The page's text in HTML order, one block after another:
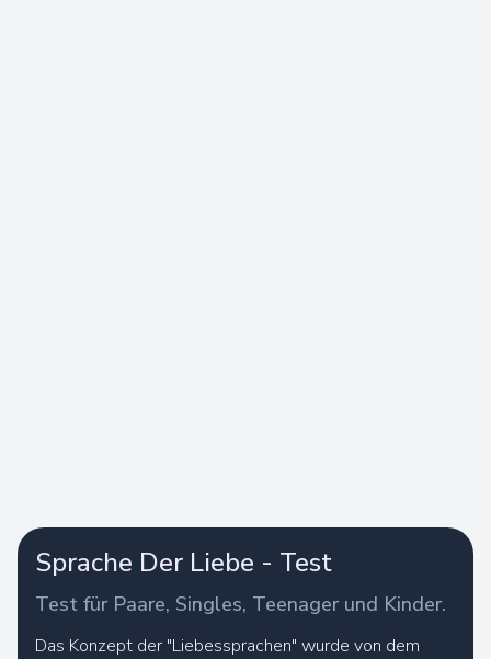
Sprache Der Liebe - Test
Test für Paare, Singles, Teenager und Kinder.
Das Konzept der "Liebessprachen" wurde von dem